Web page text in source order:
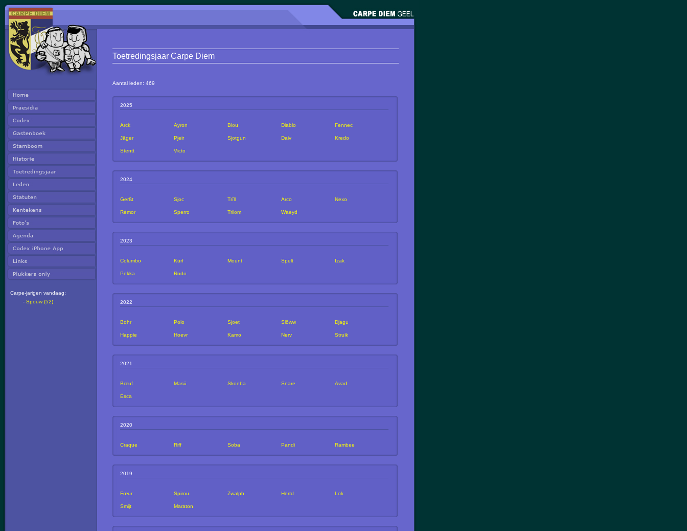
Carpe-jarigen vandaag:
- Spouw (52)
Toetredingsjaar Carpe Diem
Aantal leden: 469
2025
Arck Ayron Blou Diablo Fennec
Jäger Pjeir Sjotgun Daiv Kredo
Stentt Victo
2024
Gerßt Sjoc Trïll Arco Nexo
Rémor Sperro Triiom Waeyd
2023
Columbo Kürf Mount Spelt Izak
Pekka Rodo
2022
Bohr Polo Sjoet Slöww Djagu
Happie Hoevr Kamo Nerv Struik
2021
Bœuf Masü Skoeba Snare Avad
Esca
2020
Craque Riff Soba Pandi Rambee
2019
Fœur Spirou Zwalph Hertd Lok
Smijt Maraton